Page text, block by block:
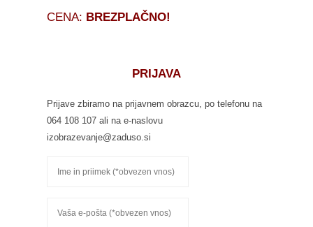
CENA: BREZPLAČNO!
PRIJAVA
Prijave zbiramo na prijavnem obrazcu, po telefonu na
064 108 107 ali na e-naslovu
izobrazevanje@zaduso.si